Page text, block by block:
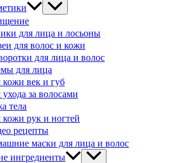
для лица и лосьоны
для волос и кожи
для лица и волос
для лица
кожи век и губ
за волосами
тела
кожи рук и ногтей
рецепты
маски для лица и волос
ингредиенты